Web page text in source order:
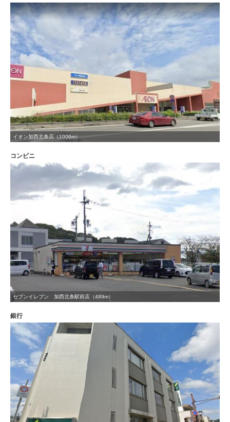
イオン加西北条店（1006m）
コンビニ
セブンイレブン 加西北条駅前店（489m）
銀行